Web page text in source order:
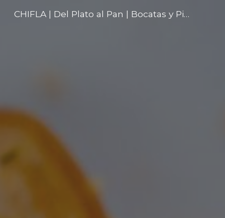
Skip to main content Skip to navigation
CHIFLA | Del Plato al Pan | Bocatas y Pizzas en Murcia